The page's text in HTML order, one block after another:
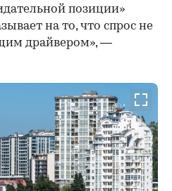
позиции»
на то, что спрос не
драйвером», —